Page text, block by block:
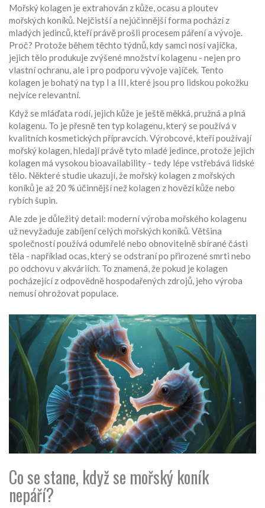
Mořský kolagen je extrahován z kůže, ocasu a ploutev
mořských koníků. Nejčistší a nejúčinnější forma pochází z
mladých jedinců, kteří právě prošli procesem páření a vývoje.
Proč? Protože během těchto týdnů, kdy samci nosí vajíčka,
jejich tělo produkuje zvýšené množství kolagenu - nejen pro
vlastní ochranu, ale i pro podporu vývoje vajíček. Tento
kolagen je bohatý na typ I a III, které jsou pro lidskou pokožku
nejvíce relevantní.
Když se mláďata rodí, jejich kůže je ještě měkká, pružná a plná
kolagenu. To je přesně ten typ kolagenu, který se používá v
kvalitních kosmetických přípravcích. Výrobcové, kteří používají
mořský kolagen, hledají právě tyto mladé jedince, protože jejich
kolagen má vysokou bioavailability - tedy lépe vstřebává lidské
tělo. Některé studie ukazují, že mořský kolagen z mořských
koníků je až 20 % účinnější než kolagen z hovězí kůže nebo
rybích šupin.
Ale zde je důležitý detail: moderní výroba mořského kolagenu
už nevyžaduje zabíjení celých mořských koníků. Většina
společností používá odumřelé nebo obnovitelně sbírané části
těla - například ocas, který se odstraní po přirozené smrti nebo
po odchovu v akváriích. To znamená, že pokud je kolagen
pocházející z odpovědně hospodařených zdrojů, jeho výroba
nemusí ohrožovat populace.
Co se stane, když se mořský koník
nepáří?